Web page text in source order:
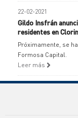
22-02-2021
Gildo Insfrán
residentes en
Próximamente, se
Formosa Capital.
Leer más